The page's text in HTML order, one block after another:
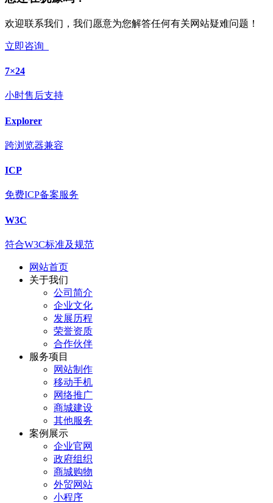
欢迎联系我们，我们愿意为您解答任何有关网站疑难问题！
立即咨询
7×24
小时售后支持
Explorer
跨浏览器兼容
ICP
免费ICP备案服务
W3C
符合W3C标准及规范
网站首页
关于我们
公司简介
企业文化
发展历程
荣誉资质
合作伙伴
服务项目
网站制作
移动手机
网络推广
商城建设
其他服务
案例展示
企业官网
政府组织
商城购物
外贸网站
小程序